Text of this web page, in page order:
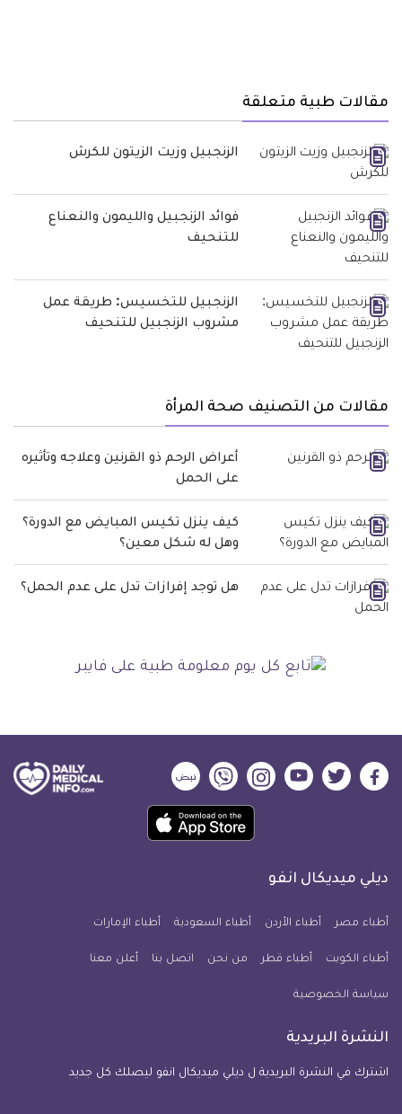
مقالات طبية متعلقة
الزنجبيل وزيت الزيتون للكرش
فوائد الزنجبيل والليمون والنعناع
للتنحيف
الزنجبيل للتخسيس: طريقة عمل
مشروب الزنجبيل للتنحيف
مقالات من التصنيف صحة المرأة
أعراض الرحم ذو القرنين وعلاجه وتأثيره
على الحمل
كيف ينزل تكيس المبايض مع الدورة؟
وهل له شكل معين؟
هل توجد إفرازات تدل على عدم الحمل؟
ديلي
فيسبوك
ديلي
تويتر
ديلي
ميديكال
يوتيوب
ديلي
ميديكال
انفو
ديلي
ميديكال
انفو
ديلي
ميديكال
انفو
حمل
تطبيق
معلومة
للآيفون
ديلي ميديكال انفو
أطباء مصر أطباء الأردن أطباء السعودية أطباء الإمارات
أطباء الكويت أطباء قطر من نحن اتصل بنا أعلن معنا
سياسة الخصوصية
النشرة البريدية
اشترك في النشرة البريدية ل ديلي ميديكال انفو ليصلك كل جديد